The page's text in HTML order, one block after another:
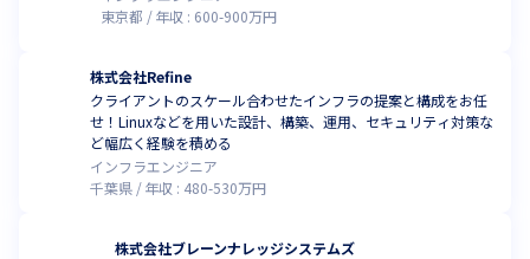
東京都
年収 : 600-900万円
株式会社Refine
クライアントのスケール合わせたインフラの提案と構成をお任
せ！Linuxなどを用いた設計、構築、運用、セキュリティ対策な
ど幅広く経験を積める
インフラエンジニア
千葉県
年収 : 480-530万円
株式会社ブレーンナレッジシステムズ